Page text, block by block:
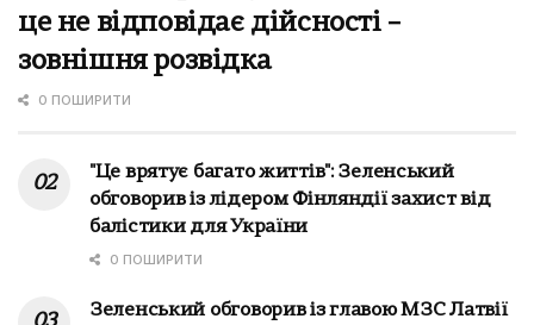
це не відповідає дійсності –
зовнішня розвідка
0 ПОШИРИТИ
"Це врятує багато життів": Зеленський
обговорив із лідером Фінляндії захист від
балістики для України
0 ПОШИРИТИ
Зеленський обговорив із главою МЗС Латвії